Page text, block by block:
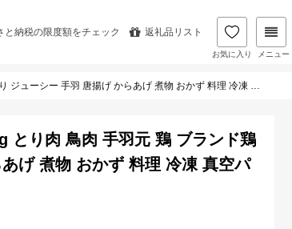
と納税の限度額をチェック 返礼品リスト
お気に入り メニュー
らあげ 煮物 おかず 料理 冷凍 真空パック 個包装 佐賀県 太良町 M116
り肉 鳥肉 手羽元 鶏 ブランド鶏
げ 煮物 おかず 料理 冷凍 真空パ